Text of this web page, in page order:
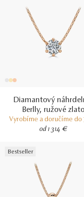
Diamantový
Berlly, ružové zlato
Vyrobíme a doručíme do
od 1 314 €
Bestseller